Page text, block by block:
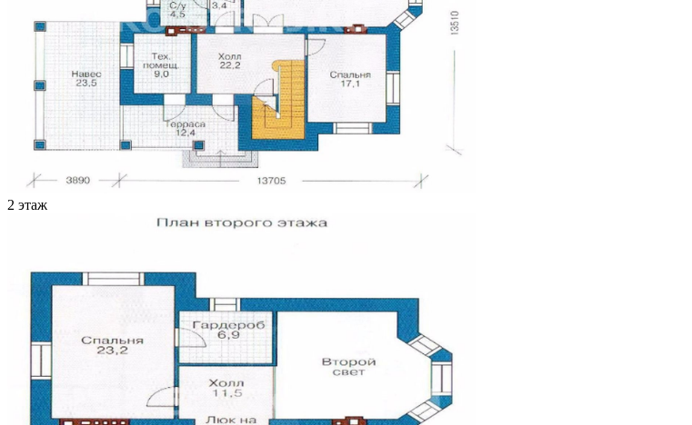
2 этаж